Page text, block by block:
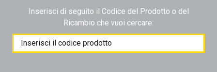
Inserisci di seguito il Codice del Prodotto o del
Ricambio che vuoi cercare:
Products
search